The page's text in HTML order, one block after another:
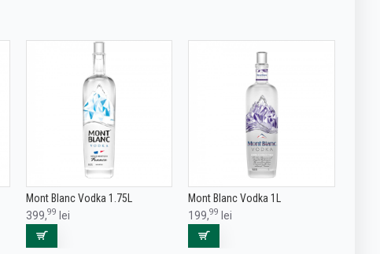
Mont Blanc Vodka 1.75L
399,99 lei
Mont Blanc Vodka 1L
199,99 lei